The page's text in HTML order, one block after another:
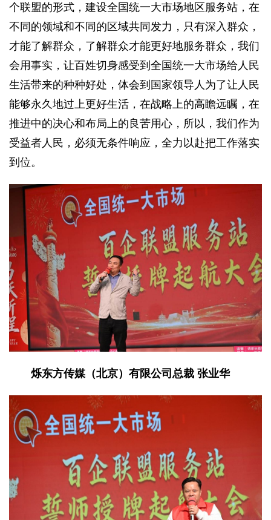
个联盟的形式，建设全国统一大市场地区服务站，在
不同的领域和不同的区域共同发力，只有深入群众，
才能了解群众，了解群众才能更好地服务群众，我们
会用事实，让百姓切身感受到全国统一大市场给人民
生活带来的种种好处，体会到国家领导人为了让人民
能够永久地过上更好生活，在战略上的高瞻远瞩，在
推进中的决心和布局上的良苦用心，所以，我们作为
受益者人民，必须无条件响应，全力以赴把工作落实
到位。
烁东方传媒（北京）有限公司总裁 张业华